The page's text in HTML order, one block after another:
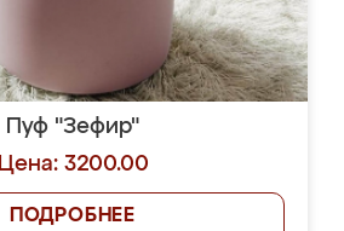
Пуф "Зефир"
Цена: 3200.00
ПОДРОБНЕЕ